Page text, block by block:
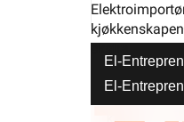
El-
Kampanjer
El-